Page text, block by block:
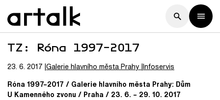
TZ: Róna 1997–2017
23. 6. 2017 Galerie hlavního města Prahy Infoservis
Róna 1997–2017 / Galerie hlavního města Prahy: Dům
U Kamenného zvonu / Praha / 23. 6. – 29. 10. 2017